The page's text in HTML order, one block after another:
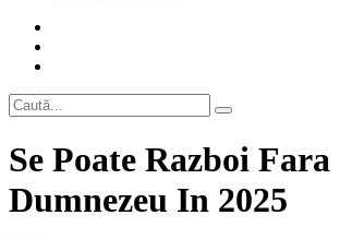
Se Poate Razboi Fara
Dumnezeu In 2025